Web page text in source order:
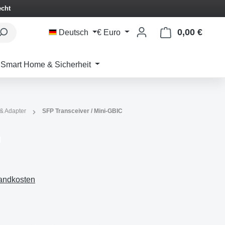
Deutsch € Euro 0,00 €
Smart Home & Sicherheit
Adapter SFP Transceiver / Mini-GBIC